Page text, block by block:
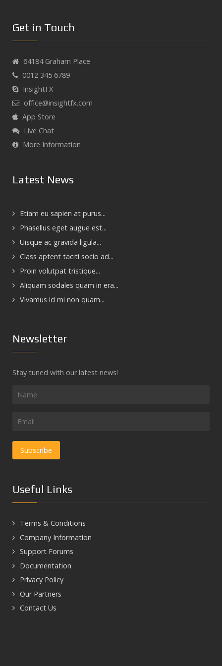
molestie massa magna ultrices odio. Aliquam blandit
Get in Touch
64184 Graham Place
0012 345 6789
InsightFX
office@insightfx.com
App Store
Live Chat
More Information
Latest News
Etiam eu sapien at purus...
Phasellus eget augue est...
Uisque ac gravida ligula...
Class aptent taciti socio ad...
Proin volutpat tristique...
Aliquam sodales quam in era...
Vivamus id mi non quam...
Newsletter
Stay tuned with our latest news!
Useful Links
Terms & Conditions
Company Information
Support Forums
Documentation
Privacy Policy
Our Partners
Contact Us